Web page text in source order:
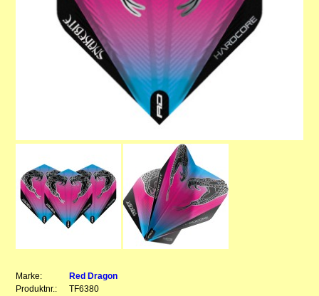
Marke:
Red Dragon
Produktnr.:
TF6380